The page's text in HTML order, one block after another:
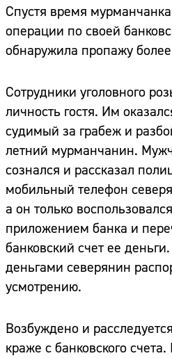
Спустя время
операции по своей
обнаружила пропажу
Сотрудники уголовного
личность гостя. Им
судимый за грабеж и
летний мурманчанин.
сознался и рассказал
мобильный телефон
а он только
приложением банка и
банковский счет ее
деньгами северянин
усмотрению.
Возбуждено и
краже с банковского